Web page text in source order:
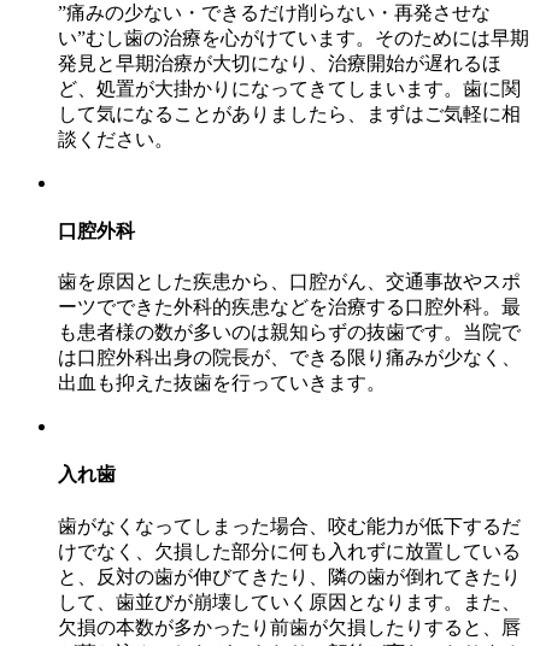
”痛みの少ない・できるだけ削らない・再発させな
い”むし歯の治療を心がけています。そのためには早期
発見と早期治療が大切になり、治療開始が遅れるほ
ど、処置が大掛かりになってきてしまいます。歯に関
して気になることがありましたら、まずはご気軽に相
談ください。
口腔外科
歯を原因とした疾患から、口腔がん、交通事故やスポ
ーツでできた外科的疾患などを治療する口腔外科。最
も患者様の数が多いのは親知らずの抜歯です。当院で
は口腔外科出身の院長が、できる限り痛みが少なく、
出血も抑えた抜歯を行っていきます。
入れ歯
歯がなくなってしまった場合、咬む能力が低下するだ
けでなく、欠損した部分に何も入れずに放置している
と、反対の歯が伸びてきたり、隣の歯が倒れてきたり
して、歯並びが崩壊していく原因となります。また、
欠損の本数が多かったり前歯が欠損したりすると、唇